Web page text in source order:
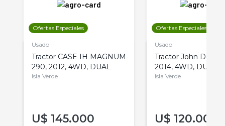
Ofertas Especiales
Usado
Tractor CASE IH MAGNUM
290, 2012, 4WD, DUAL
Isla Verde
U$ 145.000
Ofertas Especiales
Usado
Tractor John Deere
2014, 4WD, DUAL
Isla Verde
U$ 120.000